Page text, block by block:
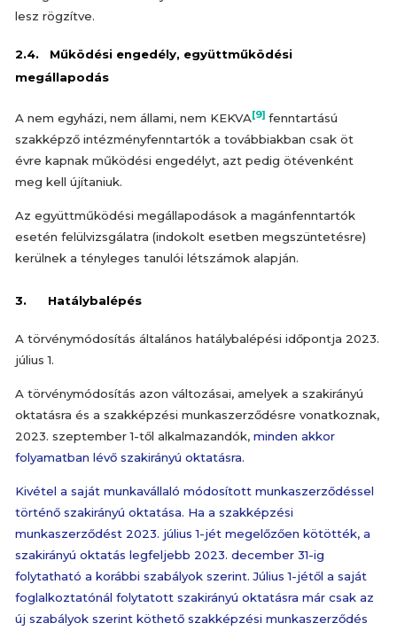
lesz rögzítve.
2.4. Működési engedély, együttműködési
megállapodás
A nem egyházi, nem állami, nem KEKVA[9] fenntartású
szakképző intézményfenntartók a továbbiakban csak öt
évre kapnak működési engedélyt, azt pedig ötévenként
meg kell újítaniuk.
Az együttműködési megállapodások a magánfenntartók
esetén felülvizsgálatra (indokolt esetben megszüntetésre)
kerülnek a tényleges tanulói létszámok alapján.
3. Hatálybalépés
A törvénymódosítás általános hatálybalépési időpontja 2023.
július 1.
A törvénymódosítás azon változásai, amelyek a szakirányú
oktatásra és a szakképzési munkaszerződésre vonatkoznak,
2023. szeptember 1-től alkalmazandók, minden akkor
folyamatban lévő szakirányú oktatásra.
Kivétel a saját munkavállaló módosított munkaszerződéssel
történő szakirányú oktatása. Ha a szakképzési
munkaszerződést 2023. július 1-jét megelőzően kötötték, a
szakirányú oktatás legfeljebb 2023. december 31-ig
folytatható a korábbi szabályok szerint. Július 1-jétől a saját
foglalkoztatónál folytatott szakirányú oktatásra már csak az
új szabályok szerint köthető szakképzési munkaszerződés